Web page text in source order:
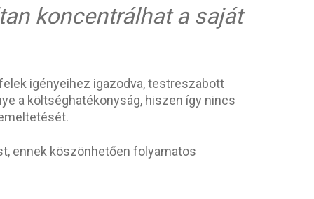
koncentrálhat a saját
igényeihez igazodva, testreszabott
a költséghatékonyság, hiszen így nincs
ennek köszönhetően folyamatos